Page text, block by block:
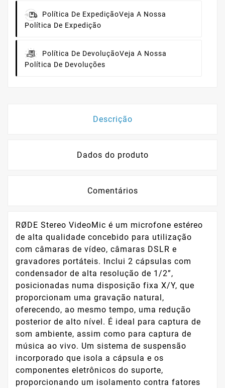
Política De ExpediçãoVeja A Nossa
Política De Expedição
Política De DevoluçãoVeja A Nossa
Política De Devoluções
Descrição
Dados do produto
Comentários
RØDE Stereo VideoMic é um microfone estéreo
de alta qualidade concebido para utilização
com câmaras de vídeo, câmaras DSLR e
gravadores portáteis. Inclui 2 cápsulas com
condensador de alta resolução de 1/2”,
posicionadas numa disposição fixa X/Y, que
proporcionam uma gravação natural,
oferecendo, ao mesmo tempo, uma redução
posterior de alto nível. É ideal para captura de
som ambiente, assim como para captura de
música ao vivo. Um sistema de suspensão
incorporado que isola a cápsula e os
componentes eletrônicos do suporte,
proporcionando um isolamento contra fatores